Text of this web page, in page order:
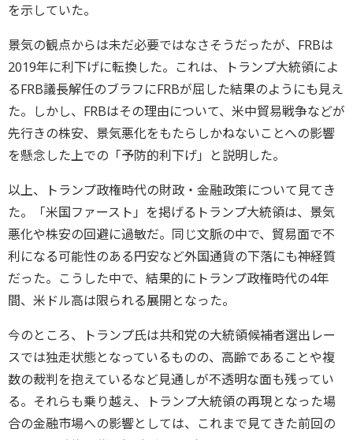
を示していた。
景気の観点からは未だ必要ではなさそうだったが、FRBは
2019年に利下げに転換した。これは、トランプ大統領によ
るFRB議長解任のブラフにFRBが屈した結果のようにも見え
た。しかし、FRBはその理由について、米中貿易戦争などが
先行きの株安、景気悪化をもたらしかねないことへの影響
を懸念した上での「予防的利下げ」と説明した。
以上、トランプ政権時代の財政・金融政策について見てき
た。「米国ファースト」を掲げるトランプ大統領は、景気
悪化や株安の回避に過敏だ。同じ文脈の中で、貿易面で不
利になる可能性のある円安など外国通貨の下落にも神経質
だった。こうした中で、結果的にトランプ政権時代の4年
間、米ドル高は限られる展開となった。
今のところ、トランプ氏は共和党の大統領候補者選出レー
スでは独走状態となっているものの、高齢であることや複
数の裁判を抱えているなど見通しが不透明な面も残ってい
る。それらも乗り越え、トランプ大統領の再現となった場
合の金融市場への影響としては、これまで見てきた前回の